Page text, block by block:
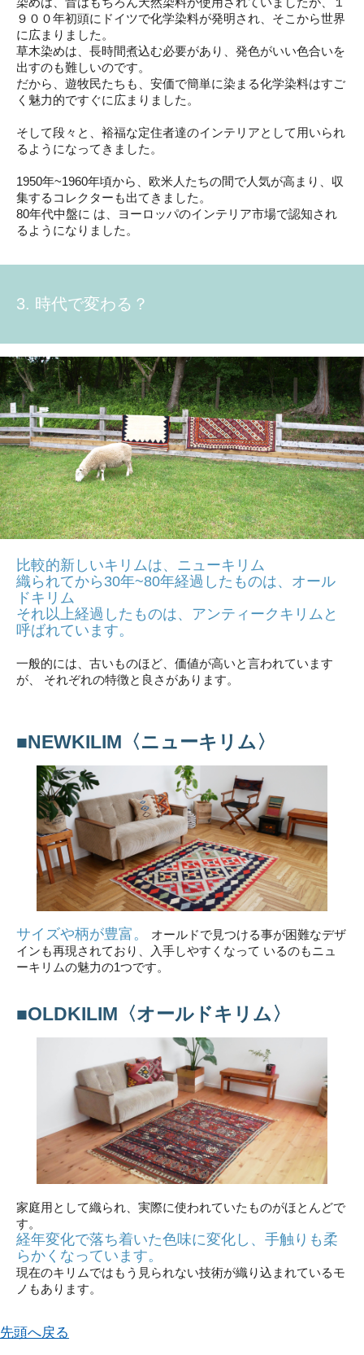
９００年初頭にドイツで化学染料が発明され、そこから世界
に広まりました。
草木染めは、長時間煮込む必要があり、発色がいい色合いを
出すのも難しいのです。
だから、遊牧民たちも、安価で簡単に染まる化学染料はすご
く魅力的ですぐに広まりました。
そして段々と、裕福な定住者達のインテリアとして用いられ
るようになってきました。
1950年~1960年頃から、欧米人たちの間で人気が高まり、収
集するコレクターも出てきました。
80年代中盤に は、ヨーロッパのインテリア市場で認知され
るようになりました。
3. 時代で変わる？
比較的新しいキリムは、ニューキリム
織られてから30年~80年経過したものは、オール
ドキリム
それ以上経過したものは、アンティークキリムと
呼ばれています。
一般的には、古いものほど、価値が高いと言われています
が、 それぞれの特徴と良さがあります。
■NEWKILIM〈ニューキリム〉
サイズや柄が豊富。
オールドで見つける事が困難なデザ
インも再現されており、入手しやすくなって いるのもニュ
ーキリムの魅力の1つです。
■OLDKILIM〈オールドキリム〉
家庭用として織られ、実際に使われていたものがほとんどで
す。
経年変化で落ち着いた色味に変化し、手触りも柔
らかくなっています。
現在のキリムではもう見られない技術が織り込まれているモ
ノもあります。
先頭へ戻る